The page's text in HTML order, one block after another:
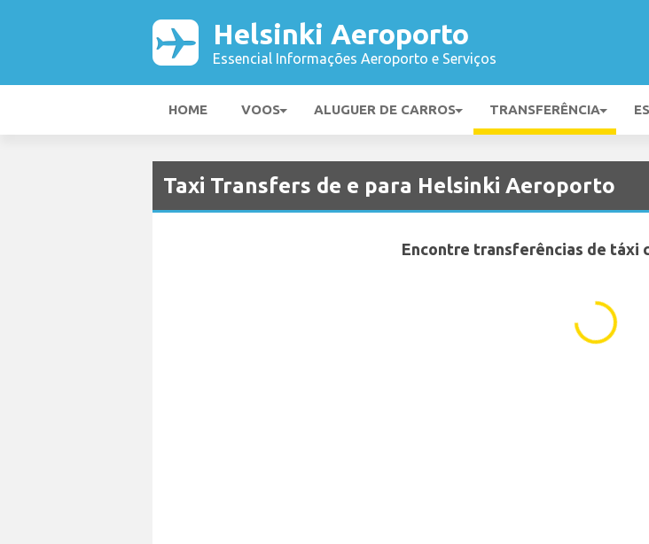
Helsinki Aeroporto
Essencial Informações Aeroporto e Serviços
HOME VOOS ALUGUER DE CARROS TRANSFERÊNCIA
Taxi Transfers de e para Helsinki Aeroporto
Encontre transferências de táxi